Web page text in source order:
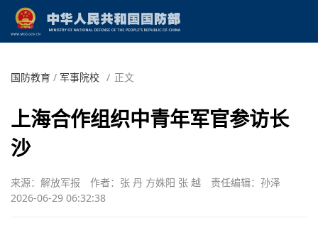
国防教育 / 军事院校 / 正文
上海合作组织中青年军官参访长
沙
来源：解放军报 作者：张 丹 方姝阳 张 越
责任编辑：孙泽
2026-06-29 06:32:38